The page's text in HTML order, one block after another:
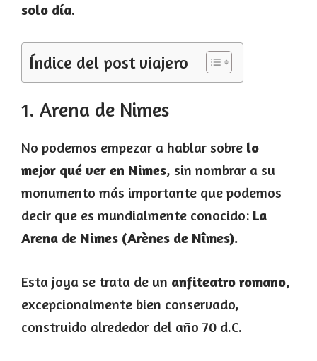
solo día.
Índice del post viajero
1. Arena de Nimes
No podemos empezar a hablar sobre lo
mejor qué ver en Nimes, sin nombrar a su
monumento más importante que podemos
decir que es mundialmente conocido: La
Arena de Nimes (Arènes de Nîmes).
Esta joya se trata de un anfiteatro romano,
excepcionalmente bien conservado,
construido alrededor del año 70 d.C.